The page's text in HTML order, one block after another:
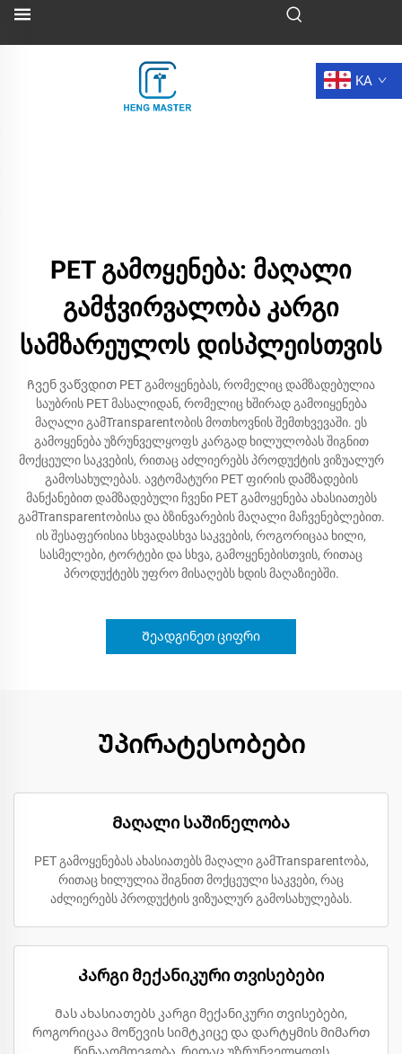
KA
PET გამოყენება: მაღალი
გამჭვირვალობა კარგი
სამზარეულოს დისპლეისთვის
Ჩვენ ვაწვდით PET გამოყენებას, რომელიც დამზადებულია
საუბრის PET მასალიდან, რომელიც ხშირად გამოიყენება
მაღალი გამTransparentობის მოთხოვნის შემთხვევაში. ეს
გამოყენება უზრუნველყოფს კარგად ხილულობას შიგნით
მოქცეული საკვების, რითაც აძლიერებს პროდუქტის ვიზუალურ
გამოსახულებას. ავტომატური PET ფირის დამზადების
მანქანებით დამზადებული ჩვენი PET გამოყენება ახასიათებს
გამTransparentობისა და ბზინვარების მაღალი მაჩვენებლებით.
ის შესაფერისია სხვადასხვა საკვების, როგორიცაა ხილი,
სასმელები, ტორტები და სხვა, გამოყენებისთვის, რითაც
პროდუქტებს უფრო მისაღებს ხდის მაღაზიებში.
Შეადგინეთ ციფრი
Უპირატესობები
Მაღალი საშინელობა
PET გამოყენებას ახასიათებს მაღალი გამTransparentობა,
რითაც ხილულია შიგნით მოქცეული საკვები, რაც
აძლიერებს პროდუქტის ვიზუალურ გამოსახულებას.
Კარგი მექანიკური თვისებები
Მას ახასიათებს კარგი მექანიკური თვისებები,
როგორიცაა მოწევის სიმტკიცე და დარტყმის მიმართ